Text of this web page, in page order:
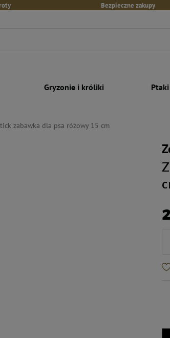
Bezpieczne zakupy
Gryzonie i króliki Ptaki
zabawka dla psa różowy 15 cm